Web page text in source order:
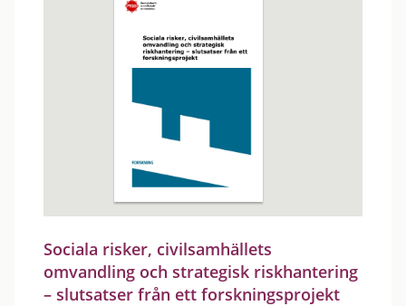
Sociala risker, civilsamhällets
omvandling och strategisk riskhantering
– slutsatser från ett forskningsprojekt